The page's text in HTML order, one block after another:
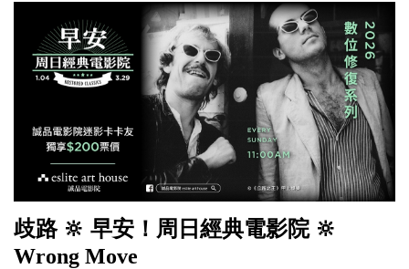
歧路 🔆 早安！周日經典電影院 🔆
Wrong Move